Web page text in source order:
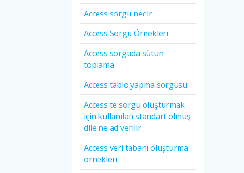
Access sorgu nedir
Access Sorgu Örnekleri
Access sorguda sütun
toplama
Access tablo yapma sorgusu
Access te sorgu oluşturmak
için kullanılan standart olmuş
dile ne ad verilir
Access veri tabanı oluşturma
örnekleri